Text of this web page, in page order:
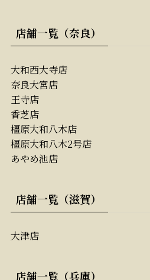
店舗一覧（奈良）
大和西大寺店
奈良大宮店
王寺店
香芝店
橿原大和八木店
橿原大和八木2号店
あやめ池店
店舗一覧（滋賀）
大津店
店舗一覧（兵庫）